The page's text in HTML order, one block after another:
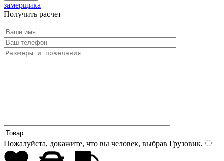
замерщика
Получить расчет
Пожалуйста, докажите, что вы человек, выбрав Грузовик.